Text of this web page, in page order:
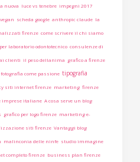
nuova luce vs tenebre impegni 2017
scheda google anthropic claude la
firenze come scrivere il chi siamo
laboratorio odontotecnico consulenze di
clienti il peso dellanima grafico a firenze
fotografia come passione tipografia
siti internet firenze marketing firenze
imprese italiane A cosa serve un blog
grafico per logo firenze marketing e-
siti firenze Vantaggi blog
malinconia delle ninfe studio immagine
completo firenze business plan firenze